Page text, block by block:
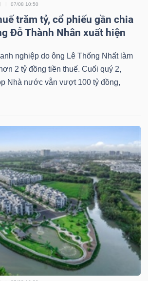
07/08 10:50
trăm tỷ, cổ phiếu gần chia
Đỗ Thành Nhân xuất hiện
nghiệp do ông Lê Thống Nhất làm
2 tỷ đồng tiền thuế. Cuối quý 2,
Nhà nước vẫn vượt 100 tỷ đồng,